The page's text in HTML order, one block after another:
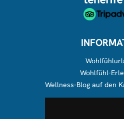
Wohlfühl-
Wellness-Blog auf den